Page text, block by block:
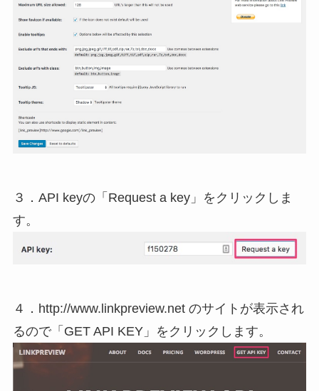
３．API keyの「Request a key」をクリックしま
す。
４．http://www.linkpreview.net のサイトが表示され
るので「GET API KEY」をクリックします。